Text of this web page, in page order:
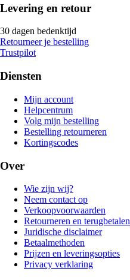
Levering en retour
30 dagen bedenktijd
Retourneer je bestelling
Trustpilot
Diensten
Mijn account
Helpcentrum
Volg mijn bestelling
Bestelling retourneren
Kortingscodes
Over
Wie zijn wij?
Neem contact op
Verkoopvoorwaarden
Retourneren en terugbetalen
Juridische disclaimer
Betaalmethoden
Prijzen en leveringsopties
Privacy verklaring